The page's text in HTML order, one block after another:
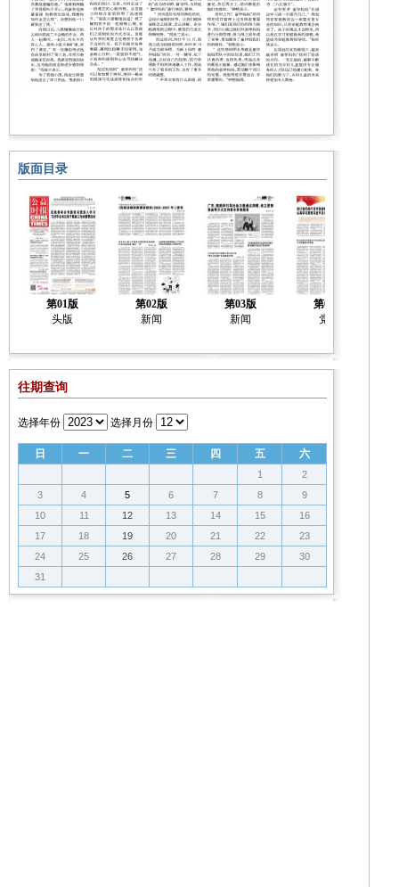
版面目录
第01版
头版
第02版
新闻
第03版
新闻
第04版
党建
往期查询
选择年份 选择月份
日 一 二 三 四 五 六
1
2
3
4 5 6 7 8
9
10
11 12 13 14 15
16
17
18 19 20 21 22
23
24
25 26 27 28 29
30
31